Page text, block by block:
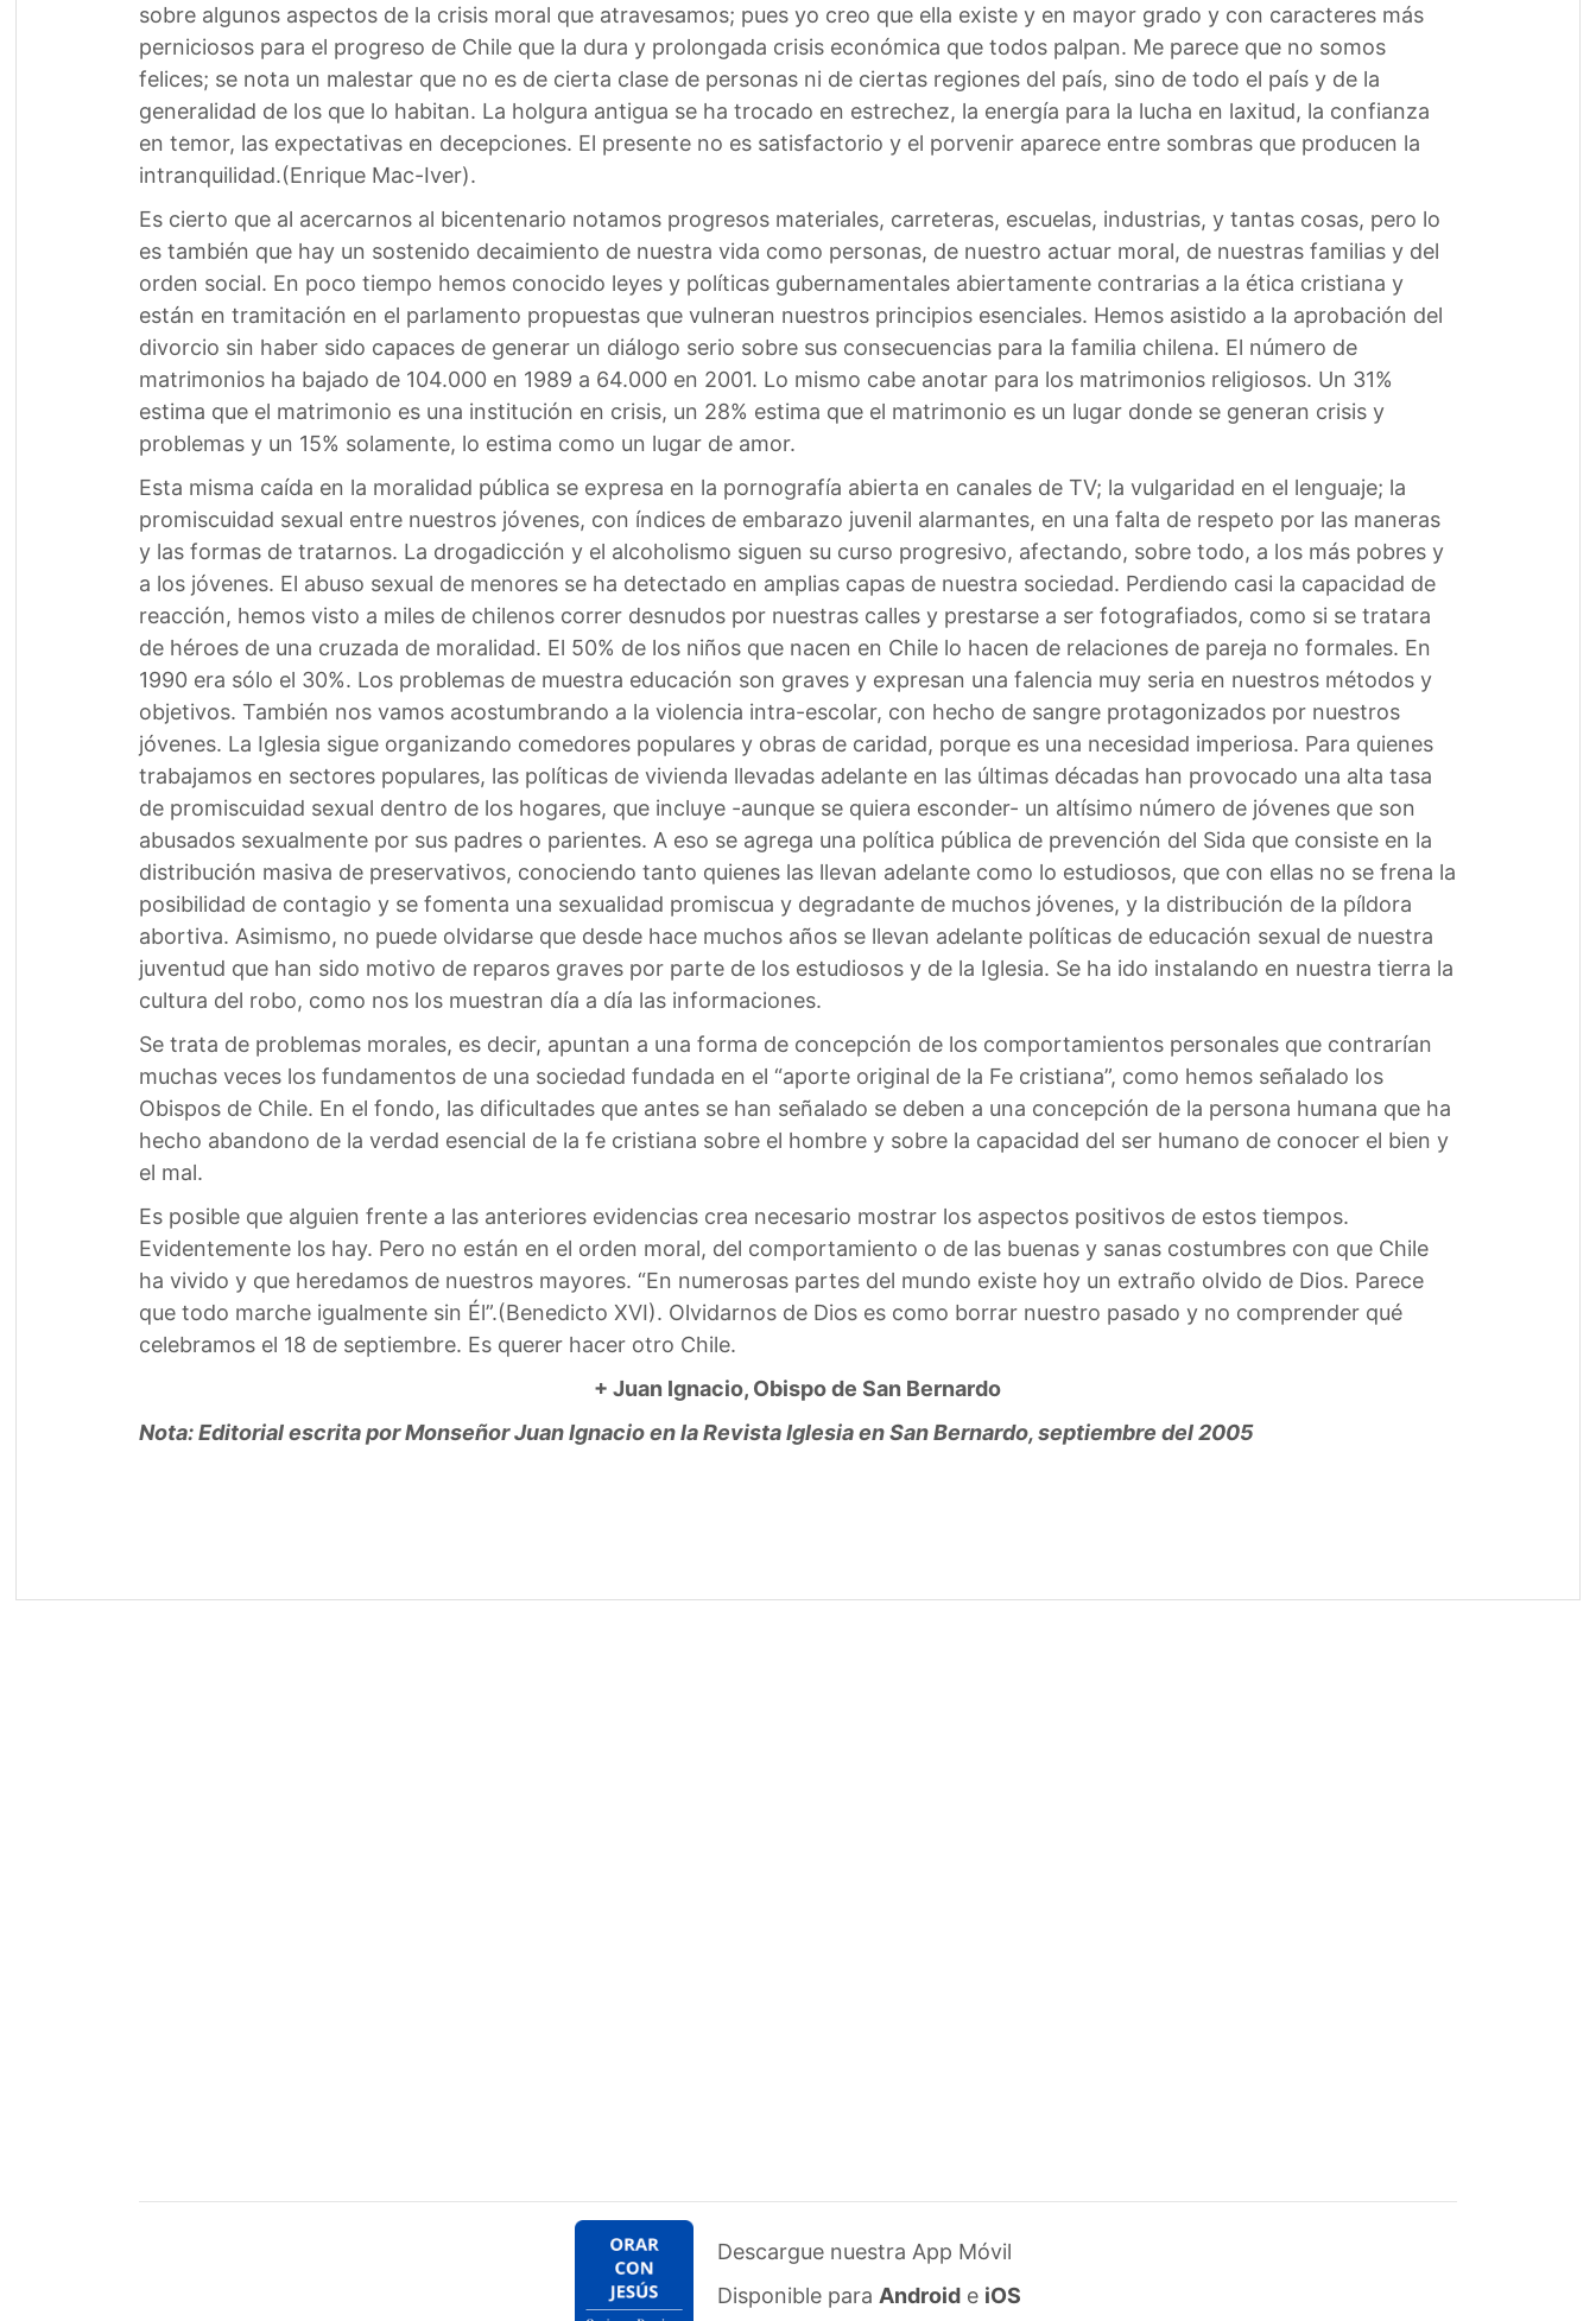
sobre algunos aspectos de la crisis moral que atravesamos; pues yo creo que ella existe y en mayor grado y con caracteres más
perniciosos para el progreso de Chile que la dura y prolongada crisis económica que todos palpan. Me parece que no somos
felices; se nota un malestar que no es de cierta clase de personas ni de ciertas regiones del país, sino de todo el país y de la
generalidad de los que lo habitan. La holgura antigua se ha trocado en estrechez, la energía para la lucha en laxitud, la confianza
en temor, las expectativas en decepciones. El presente no es satisfactorio y el porvenir aparece entre sombras que producen la
intranquilidad.(Enrique Mac-Iver).
Es cierto que al acercarnos al bicentenario notamos progresos materiales, carreteras, escuelas, industrias, y tantas cosas, pero lo
es también que hay un sostenido decaimiento de nuestra vida como personas, de nuestro actuar moral, de nuestras familias y del
orden social. En poco tiempo hemos conocido leyes y políticas gubernamentales abiertamente contrarias a la ética cristiana y
están en tramitación en el parlamento propuestas que vulneran nuestros principios esenciales. Hemos asistido a la aprobación del
divorcio sin haber sido capaces de generar un diálogo serio sobre sus consecuencias para la familia chilena. El número de
matrimonios ha bajado de 104.000 en 1989 a 64.000 en 2001. Lo mismo cabe anotar para los matrimonios religiosos. Un 31%
estima que el matrimonio es una institución en crisis, un 28% estima que el matrimonio es un lugar donde se generan crisis y
problemas y un 15% solamente, lo estima como un lugar de amor.
Esta misma caída en la moralidad pública se expresa en la pornografía abierta en canales de TV; la vulgaridad en el lenguaje; la
promiscuidad sexual entre nuestros jóvenes, con índices de embarazo juvenil alarmantes, en una falta de respeto por las maneras
y las formas de tratarnos. La drogadicción y el alcoholismo siguen su curso progresivo, afectando, sobre todo, a los más pobres y
a los jóvenes. El abuso sexual de menores se ha detectado en amplias capas de nuestra sociedad. Perdiendo casi la capacidad de
reacción, hemos visto a miles de chilenos correr desnudos por nuestras calles y prestarse a ser fotografiados, como si se tratara
de héroes de una cruzada de moralidad. El 50% de los niños que nacen en Chile lo hacen de relaciones de pareja no formales. En
1990 era sólo el 30%. Los problemas de muestra educación son graves y expresan una falencia muy seria en nuestros métodos y
objetivos. También nos vamos acostumbrando a la violencia intra-escolar, con hecho de sangre protagonizados por nuestros
jóvenes. La Iglesia sigue organizando comedores populares y obras de caridad, porque es una necesidad imperiosa. Para quienes
trabajamos en sectores populares, las políticas de vivienda llevadas adelante en las últimas décadas han provocado una alta tasa
de promiscuidad sexual dentro de los hogares, que incluye -aunque se quiera esconder- un altísimo número de jóvenes que son
abusados sexualmente por sus padres o parientes. A eso se agrega una política pública de prevención del Sida que consiste en la
distribución masiva de preservativos, conociendo tanto quienes las llevan adelante como lo estudiosos, que con ellas no se frena la
posibilidad de contagio y se fomenta una sexualidad promiscua y degradante de muchos jóvenes, y la distribución de la píldora
abortiva. Asimismo, no puede olvidarse que desde hace muchos años se llevan adelante políticas de educación sexual de nuestra
juventud que han sido motivo de reparos graves por parte de los estudiosos y de la Iglesia. Se ha ido instalando en nuestra tierra la
cultura del robo, como nos los muestran día a día las informaciones.
Se trata de problemas morales, es decir, apuntan a una forma de concepción de los comportamientos personales que contrarían
muchas veces los fundamentos de una sociedad fundada en el “aporte original de la Fe cristiana”, como hemos señalado los
Obispos de Chile. En el fondo, las dificultades que antes se han señalado se deben a una concepción de la persona humana que ha
hecho abandono de la verdad esencial de la fe cristiana sobre el hombre y sobre la capacidad del ser humano de conocer el bien y
el mal.
Es posible que alguien frente a las anteriores evidencias crea necesario mostrar los aspectos positivos de estos tiempos.
Evidentemente los hay. Pero no están en el orden moral, del comportamiento o de las buenas y sanas costumbres con que Chile
ha vivido y que heredamos de nuestros mayores. “En numerosas partes del mundo existe hoy un extraño olvido de Dios. Parece
que todo marche igualmente sin Él”.(Benedicto XVI). Olvidarnos de Dios es como borrar nuestro pasado y no comprender qué
celebramos el 18 de septiembre. Es querer hacer otro Chile.
+ Juan Ignacio, Obispo de San Bernardo
Nota: Editorial escrita por Monseñor Juan Ignacio en la Revista Iglesia en San Bernardo, septiembre del 2005
Descargue nuestra App Móvil
Disponible para Android e iOS